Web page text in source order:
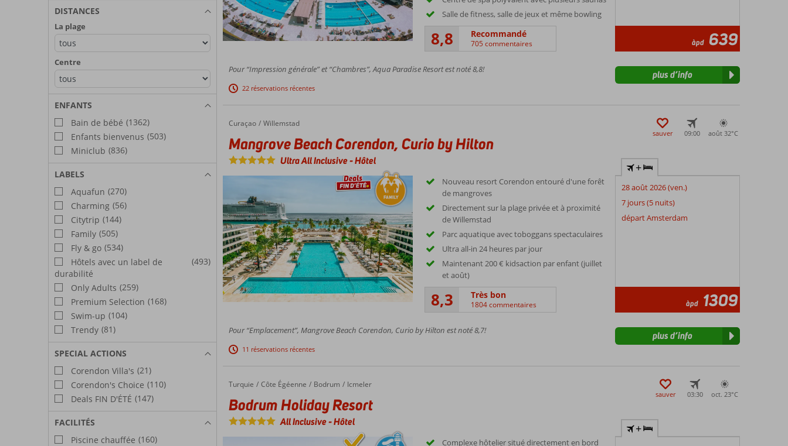
DISTANCES
La plage
Centre
ENFANTS
Bain de bébé (1362)
Enfants bienvenus (503)
Miniclub (836)
LABELS
Aquafun (270)
Charming (56)
Citytrip (144)
Family (505)
Fly & go (534)
Hôtels avec un label de
durabilité
(493)
Only Adults (259)
Premium Selection (168)
Swim-up (104)
Trendy (81)
SPECIAL ACTIONS
Corendon Villa's (21)
Corendon's Choice (110)
Deals FIN D'ÉTÉ (147)
FACILITÉS
Piscine chauffée (160)
Salle de fitness, salle de jeux et même bowling
8,8 Recommandé
705 commentaires àpd 639
Pour “Impression générale” et “Chambres”, Aqua Paradise Resort est noté 8,8!
22 réservations récentes
plus d’info
Accueil
Curaçao Willemstad
Mangrove Beach Corendon, Curio by Hilton
Mangrove Beach Corendon, Curio by Hilton
Ultra All Inclusive-Hôtel
sauver 09:00 août 32°C
Nouveau resort Corendon entouré d'une forêt
de mangroves
Directement sur la plage privée et à proximité
de Willemstad
Parc aquatique avec toboggans spectaculaires
Ultra all-in 24 heures par jour
Maintenant 200 € kidsaction par enfant (juillet
et août)
8,3 Très bon
1804 commentaires
+
28 août 2026 (ven.)
7 jours (5 nuits)
départ Amsterdam
àpd 1309
Pour “Emplacement”, Mangrove Beach Corendon, Curio by Hilton est noté 8,7!
11 réservations récentes
plus d’info
Accueil
Turquie Côte Égéenne Bodrum Icmeler
Bodrum Holiday Resort
Bodrum Holiday Resort
All Inclusive-Hôtel
sauver 03:30 oct. 23°C
Complexe hôtelier situé directement en bord
+